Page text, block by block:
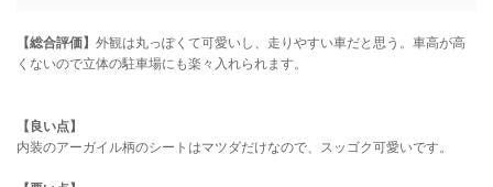
【総合評価】 外観は丸っぽくて可愛いし、走りやすい車だと思う。車高が高
くないので立体の駐車場にも楽々入れられます。
【良い点】
内装のアーガイル柄のシートはマツダだけなので、スッゴク可愛いです。